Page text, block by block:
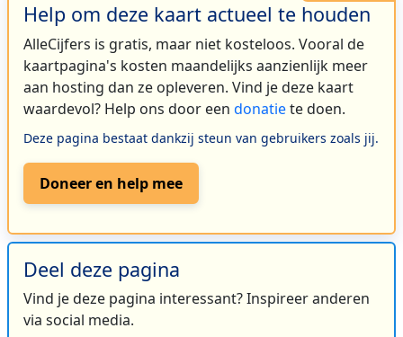
Help om deze kaart actueel te houden
AlleCijfers is gratis, maar niet kosteloos. Vooral de
kaartpagina's kosten maandelijks aanzienlijk meer
aan hosting dan ze opleveren. Vind je deze kaart
waardevol? Help ons door een donatiete doen.
Deze pagina bestaat dankzij steun van gebruikers zoals jij.
Doneer en help mee
Deel deze pagina
Vind je deze pagina interessant? Inspireer anderen
via social media.